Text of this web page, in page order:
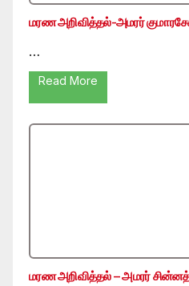
மரண அறிவித்தல்-அமரர்
…
Read More
மரண அறிவித்தல் – அமரர்